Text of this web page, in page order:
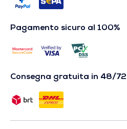
Pagamento sicuro al 100%
Consegna gratuita in 48/